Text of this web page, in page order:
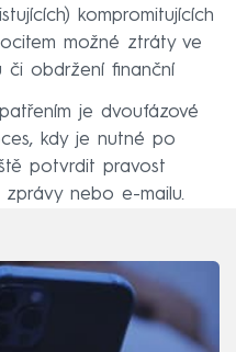
kompromitujících
možné ztráty ve
či obdržení finanční
je dvoufázové
kdy je nutné po
potvrdit pravost
nebo e-mailu.